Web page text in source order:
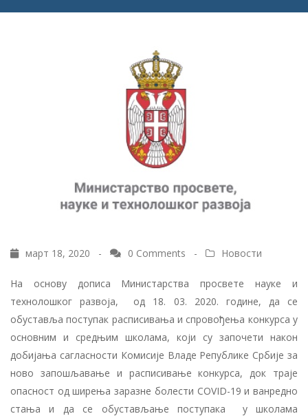
март 18, 2020 - 0 Comments - Новости
На основу дописа Министарства просвете науке и
технолошког развоја, од 18. 03. 2020. године, да се
обуставља поступак расписивања и спровођења конкурса у
основним и средњим школама, који су започети након
добијања сагласности Комисије Владе Републике Србије за
ново запошљавање и расписивање конкурса, док траје
опасност од ширења заразне болести COVID-19 и ванредно
стања и да се обустављање поступака у школама